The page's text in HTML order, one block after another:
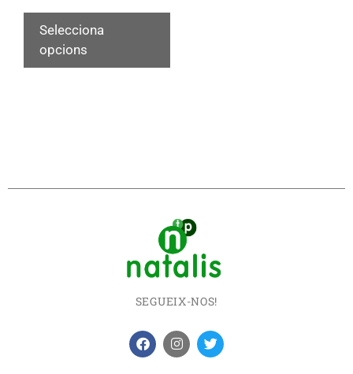
Selecciona
opcions
SEGUEIX-NOS!